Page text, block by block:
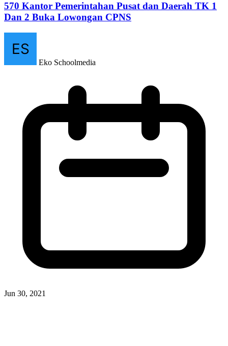
570 Kantor Pemerintahan Pusat dan Daerah TK 1
Dan 2 Buka Lowongan CPNS
Eko Schoolmedia
Jun 30, 2021